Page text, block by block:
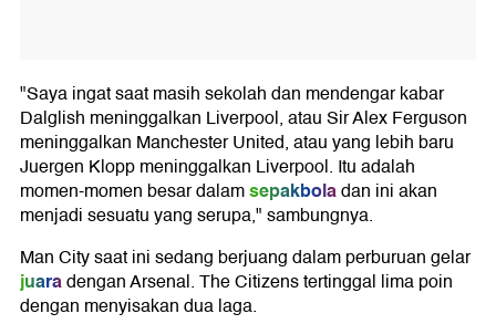
"Saya ingat saat masih sekolah dan mendengar kabar
Dalglish meninggalkan Liverpool, atau Sir Alex Ferguson
meninggalkan Manchester United, atau yang lebih baru
Juergen Klopp meninggalkan Liverpool. Itu adalah
momen-momen besar dalamsepakboladan ini akan
menjadi sesuatu yang serupa," sambungnya.
Man City saat ini sedang berjuang dalam perburuan gelar
juaradengan Arsenal. The Citizens tertinggal lima poin
dengan menyisakan dua laga.